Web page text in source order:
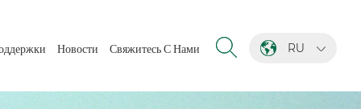
RU
Новости Свяжитесь С Нами